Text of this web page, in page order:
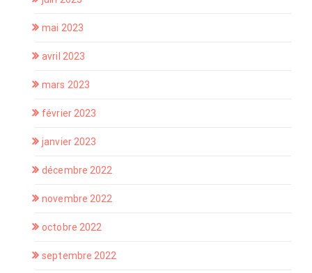
mai 2023
avril 2023
mars 2023
février 2023
janvier 2023
décembre 2022
novembre 2022
octobre 2022
septembre 2022